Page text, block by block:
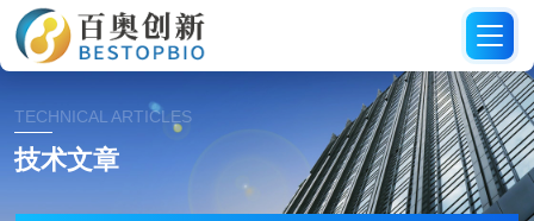
TECHNICAL ARTICLES
技术文章